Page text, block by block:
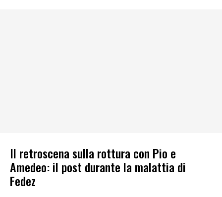
Il retroscena sulla rottura con Pio e
Amedeo: il post durante la malattia di
Fedez